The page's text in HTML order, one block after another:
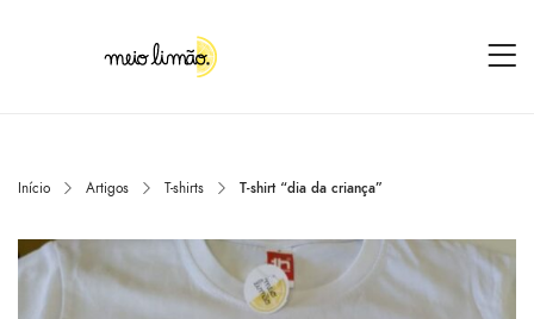
Início Artigos T-shirts T-shirt “dia da criança”